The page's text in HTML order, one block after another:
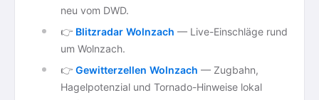
neu vom DWD.
👉 Blitzradar Wolnzach — Live-Einschläge rund
um Wolnzach.
👉 Gewitterzellen Wolnzach — Zugbahn,
Hagelpotenzial und Tornado-Hinweise lokal